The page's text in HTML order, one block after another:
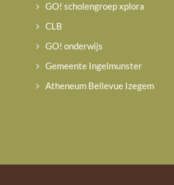
GO! scholengroep xplora
CLB
GO! onderwijs
Gemeente Ingelmunster
Atheneum Bellevue Izegem